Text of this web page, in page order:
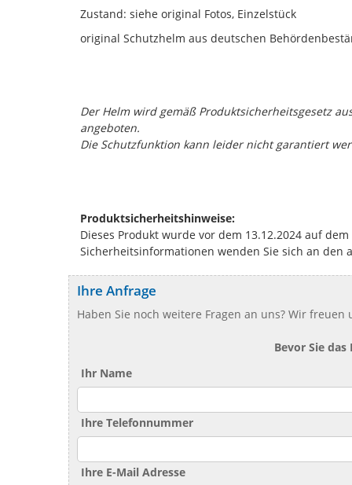
Zustand: siehe original Fotos, Einzelstück
original Schutzhelm aus deutschen
Der Helm wird gemäß Produktsicherheitsgesetz
angeboten.
Die Schutzfunktion kann leider nicht garantiert
Produktsicherheitshinweise:
Dieses Produkt wurde vor dem 13.12.2024 auf
Sicherheitsinformationen wenden Sie sich an den
Ihre Anfrage
Haben Sie noch weitere Fragen an uns? Wir
Bevor Sie
Ihr Name
Ihre Telefonnummer
Ihre E-Mail Adresse